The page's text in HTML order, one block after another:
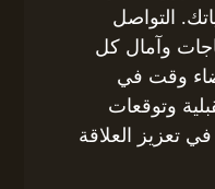
التواصل
وآمال كل
وقت في
وتوقعات
تعزيز العلاقة